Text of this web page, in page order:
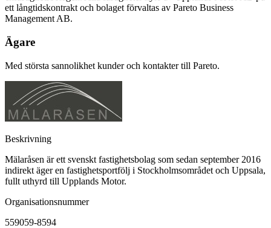
ett långtidskontrakt och bolaget förvaltas av Pareto Business
Management AB.
Ägare
Med största sannolikhet kunder och kontakter till Pareto.
Beskrivning
Mälaråsen är ett svenskt fastighetsbolag som sedan september 2016
indirekt äger en fastighetsportfölj i Stockholmsområdet och Uppsala,
fullt uthyrd till Upplands Motor.
Organisationsnummer
559059-8594